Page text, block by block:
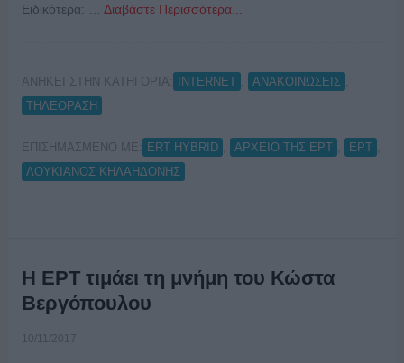
Ειδικότερα: … Διαβάστε Περισσότερα...
ΑΝΗΚΕΙ ΣΤΗΝ ΚΑΤΗΓΟΡΙΑ: INTERNET ΑΝΑΚΟΙΝΩΣΕΙΣ
ΤΗΛΕΟΡΑΣΗ
ΕΠΙΣΗΜΑΣΜΕΝΟ ΜΕ: ERT HYBRID ΑΡΧΕΙΟ ΤΗΣ ΕΡΤ ΕΡΤ
ΛΟΥΚΙΑΝΟΣ ΚΗΛΑΗΔΟΝΗΣ
Η ΕΡΤ τιμάει τη μνήμη του Κώστα
Βεργόπουλου
10/11/2017